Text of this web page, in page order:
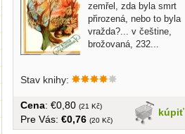
zemřel, zda byla smrt
přirozená, nebo to byla
vražda?... v češtine,
brožovaná, 232...
Stav knihy:
kúpiť
Cena: €0,80 (21 Kč)
Pre Vás: €0,76 (20 Kč)